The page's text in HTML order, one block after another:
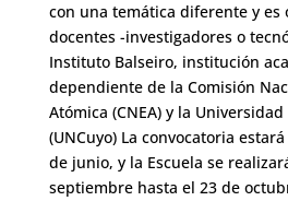
con una temática diferente y es
docentes -investigadores o
Instituto Balseiro, institución
dependiente de la Comisión
Atómica (CNEA) y la
(UNCuyo) La convocatoria
de junio, y la Escuela se
septiembre hasta el 23 de